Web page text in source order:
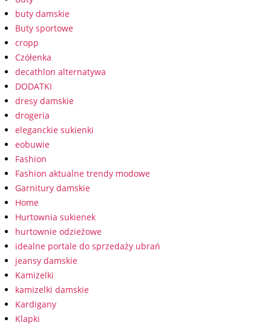
buty damskie
Buty sportowe
cropp
Czółenka
decathlon alternatywa
DODATKI
dresy damskie
drogeria
eleganckie sukienki
eobuwie
Fashion
Fashion aktualne trendy modowe
Garnitury damskie
Home
Hurtownia sukienek
hurtownie odzieżowe
idealne portale do sprzedaży ubrań
jeansy damskie
Kamizelki
kamizelki damskie
Kardigany
Klapki